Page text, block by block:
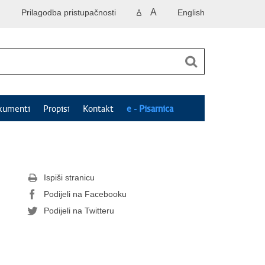
English
A A
Prilagodba pristupačnosti
Propisi Kontakt e - Pisarnica
Ispiši stranicu
Podijeli na Facebooku
Podijeli na Twitteru